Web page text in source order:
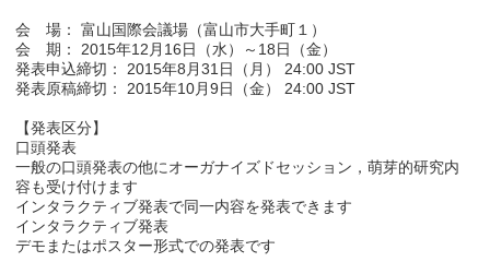
会 場： 富山国際会議場（富山市大手町１）
会 期： 2015年12月16日（水）～18日（金）
発表申込締切： 2015年8月31日（月） 24:00 JST
発表原稿締切： 2015年10月9日（金） 24:00 JST
【発表区分】
口頭発表
一般の口頭発表の他にオーガナイズドセッション，萌芽的研究内
容も受け付けます
インタラクティブ発表で同一内容を発表できます
インタラクティブ発表
デモまたはポスター形式での発表です